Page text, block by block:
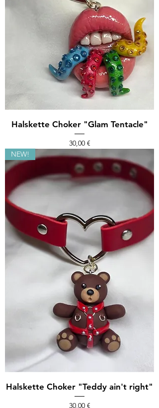
Halskette Choker "Glam Tentacle"
Preis
30,00 €
NEW!
Halskette Choker "Teddy ain't right"
Preis
30,00 €